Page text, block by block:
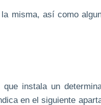
misma, así como
instala un
en el siguiente